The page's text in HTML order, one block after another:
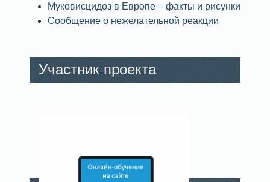
Муковисцидоз в Европе – факты и рисунки
Сообщение о нежелательной реакции
Участник проекта